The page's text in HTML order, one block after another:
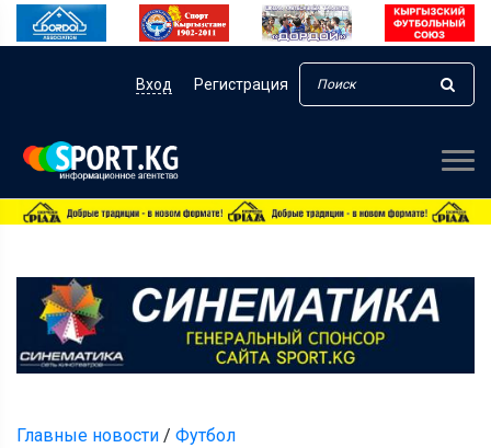
Вход Регистрация
Главные новости / Футбол